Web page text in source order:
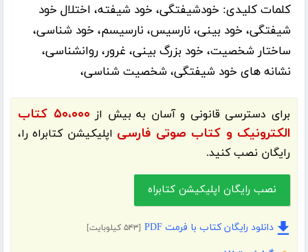
کلمات کلیدی: خودشیفتگی، خود شیفته، اختلال خود
شیفتگی، خود بینی، نارسیس، نارسیسم، خود شناسی،
ساختار شخصیت، خود بزرگ بینی، غرور، روانشناسی،
نشانه های خود شیفتگی، شخصیت شناسی،
برای دسترسی قانونی و آسان به بیش از
۵۰،۰۰۰ کتاب
الکترونیک و کتاب صوتی فارسی اپلیکیشنکتابراهرا،
رایگان نصب کنید.
نصب رایگان اپلیکیشن کتابراه
دانلود رایگان کتاب با فرمت PDF [۵۴۳ کیلوبایت]